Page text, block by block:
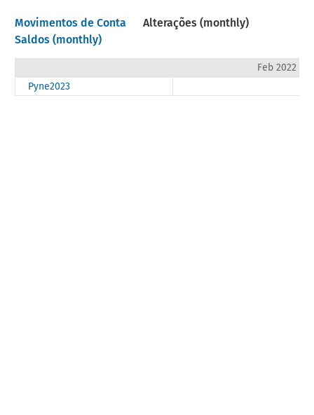
Movimentos de Conta
Alterações (monthly)
Saldos (monthly)
Feb 2022
Pyne2023